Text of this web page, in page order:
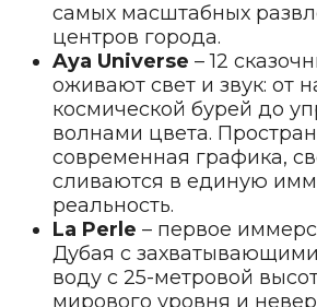
самых масштабных
центров города.
Aya Universe – 12
оживают свет и звук: от
космической бурей до
волнами цвета.
современная графика,
сливаются в единую
реальность.
La Perle – первое
Дубая с
воду с 25-метровой
мирового уровня и